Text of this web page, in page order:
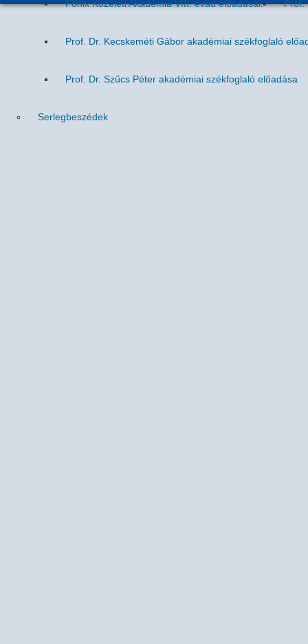
Főnix Közéleti Akadémia VIII. évad előadásai: Prof.
Prof. Dr. Kecskeméti Gábor akadémiai székfoglaló
Prof. Dr. Szűcs Péter akadémiai székfoglaló előadása
Serlegbeszédek